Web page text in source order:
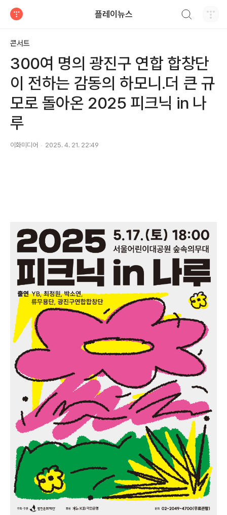
플레이뉴스
콘서트
300여 명의 광진구 연합 합창단
이 전하는 감동의 하모니.더 큰 규
모로 돌아온 2025 피크닉 in 나
루
이화미디어 2025. 4. 21. 22:49